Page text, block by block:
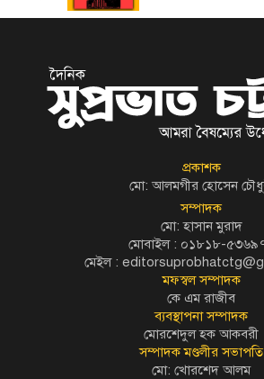
প্রকাশক
মো: আলমগীর হোসেন
সম্পাদক
মো: হাসান মুরাদ
মোবাইল : ০১৮১৮-
মেইল :
মফস্বল সম্পাদক
কে এম রাজীব
ব্যবস্থাপনা সম্পাদক
মোরশেদুল হক আকবরী
সম্পাদক মণ্ডলীর সভাপতি
মো: খোরশেদ আলম